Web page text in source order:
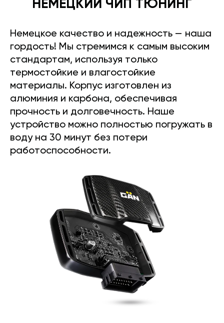
НЕМЕЦКИЙ ЧИП ТЮНИНГ
Немецкое качество и надежность — наша
гордость! Мы стремимся к самым высоким
стандартам, используя только
термостойкие и влагостойкие
материалы. Корпус изготовлен из
алюминия и карбона, обеспечивая
прочность и долговечность. Наше
устройство можно полностью погружать в
воду на 30 минут без потери
работоспособности.